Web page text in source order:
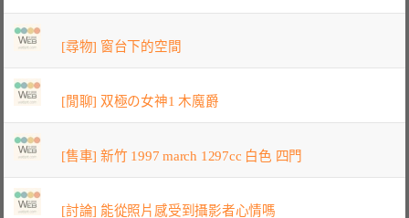
[尋物] 窗台下的空間
[閒聊] 双極の女神1 木魔爵
[售車] 新竹 1997 march 1297cc 白色 四門
[討論] 能從照片感受到攝影者心情嗎